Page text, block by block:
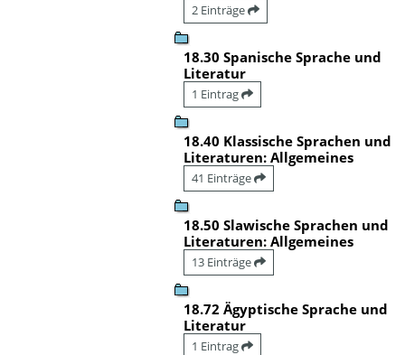
2 Einträge
18.30 Spanische Sprache und
Literatur
1 Eintrag
18.40 Klassische Sprachen und
Literaturen: Allgemeines
41 Einträge
18.50 Slawische Sprachen und
Literaturen: Allgemeines
13 Einträge
18.72 Ägyptische Sprache und
Literatur
1 Eintrag